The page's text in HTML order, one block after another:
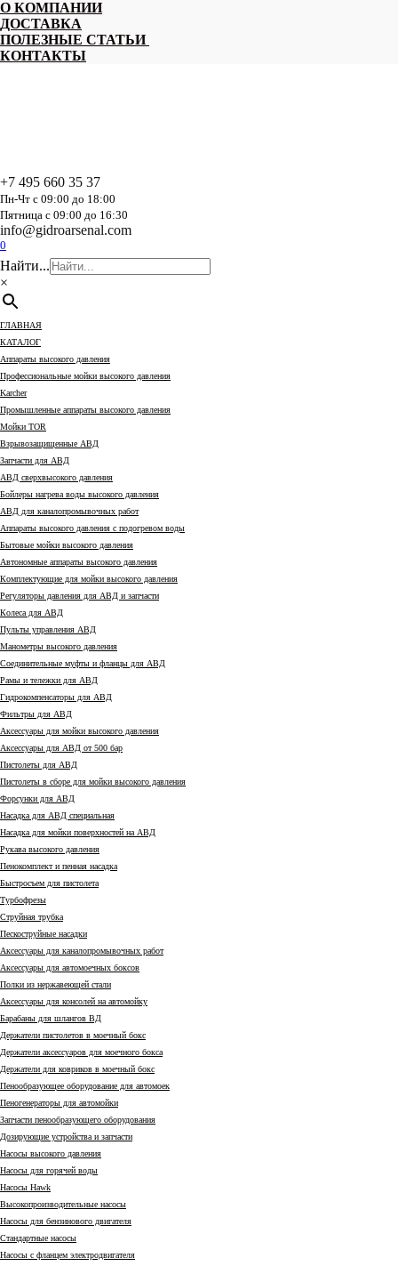
Перейти
к
содержанию
О КОМПАНИИ
ДОСТАВКА
ПОЛЕЗНЫЕ СТАТЬИ
КОНТАКТЫ
+7 495 660 35 37
Пн-Чт с 09:00 до 18:00
Пятница с 09:00 до 16:30
info@gidroarsenal.com
0
Найти...
×
ГЛАВНАЯ
КАТАЛОГ
Аппараты высокого давления
Профессиональные мойки высокого давления
Karcher
Промышленные аппараты высокого давления
Мойки TOR
Взрывозащищенные АВД
Запчасти для АВД
АВД сверхвысокого давления
Бойлеры нагрева воды высокого давления
АВД для каналопромывочных работ
Аппараты высокого давления с подогревом воды
Бытовые мойки высокого давления
Автономные аппараты высокого давления
Комплектующие для мойки высокого давления
Регуляторы давления для АВД и запчасти
Колеса для АВД
Пульты управления АВД
Манометры высокого давления
Соединительные муфты и фланцы для АВД
Рамы и тележки для АВД
Гидрокомпенсаторы для АВД
Фильтры для АВД
Аксессуары для мойки высокого давления
Аксессуары для АВД от 500 бар
Пистолеты для АВД
Пистолеты в сборе для мойки высокого давления
Форсунки для АВД
Насадка для АВД специальная
Насадка для мойки поверхностей на АВД
Рукава высокого давления
Пенокомплект и пенная насадка
Быстросъем для пистолета
Турбофрезы
Струйная трубка
Пескоструйные насадки
Аксессуары для каналопромывочных работ
Аксессуары для автомоечных боксов
Полки из нержавеющей стали
Аксессуары для консолей на автомойку
Барабаны для шлангов ВД
Держатели пистолетов в моечный бокс
Держатели аксессуаров для моечного бокса
Держатели для ковриков в моечный бокс
Пенообразующее оборудование для автомоек
Пеногенераторы для автомойки
Запчасти пенообразующего оборудования
Дозирующие устройства и запчасти
Насосы высокого давления
Насосы для горячей воды
Насосы Hawk
Высокопроизводительные насосы
Насосы для бензинового двигателя
Стандартные насосы
Насосы с фланцем электродвигателя